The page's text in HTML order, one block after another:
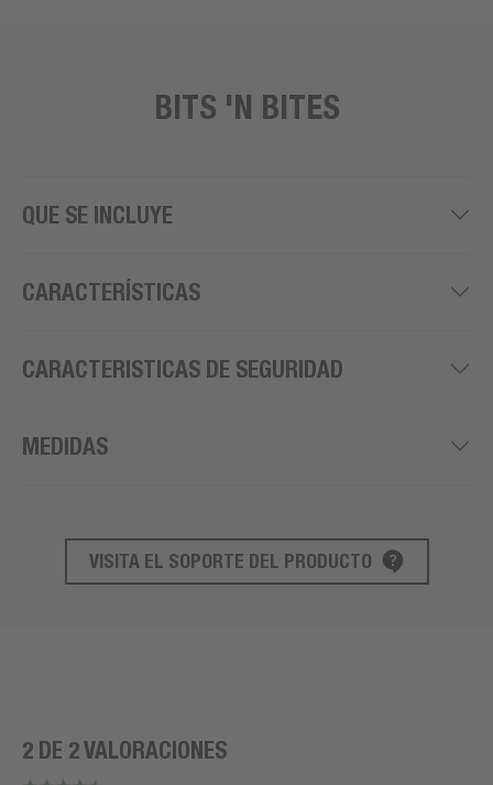
BITS 'N BITES
QUE SE INCLUYE
CARACTERÍSTICAS
CARACTERISTICAS DE SEGURIDAD
MEDIDAS
SOPORTE DE PRODUCTO
VISITA EL SOPORTE DEL PRODUCTO
2 DE 2 VALORACIONES